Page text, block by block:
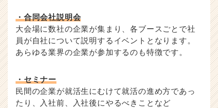
長
企
業
か
ウ
ト
・合同会社説明会
大会場に数社の企業が集まり、各ブースごとで社
員が自社について説明するイベントとなります。
あらゆる業界の企業が参加するのも特徴です。
・セミナー
民間の企業が就活生にむけて就活の進め方であっ
たり、入社前、入社後にやるべきことなど